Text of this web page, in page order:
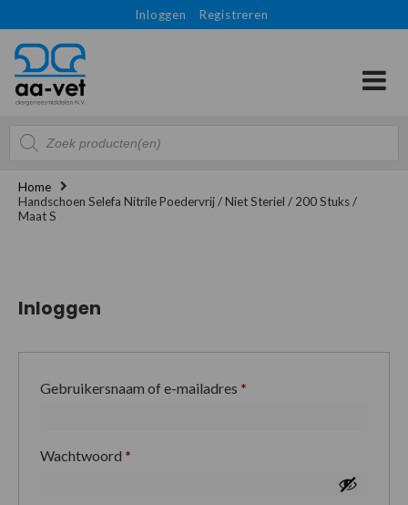
Inloggen Registreren
Producten
zoeken
Home
Handschoen Selefa Nitrile Poedervrij / Niet Steriel / 200 Stuks /
Maat S
Inloggen
Gebruikersnaam of e-mailadres *
Wachtwoord *